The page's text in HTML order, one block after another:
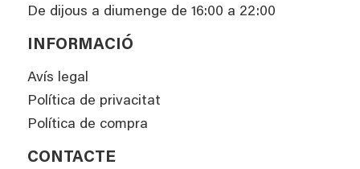
De dijous a diumenge de 16:00 a 22:00
INFORMACIÓ
Avís legal
Política de privacitat
Política de compra
CONTACTE